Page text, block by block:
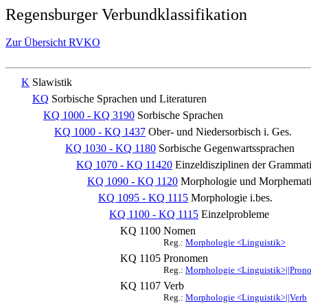
Regensburger Verbundklassifikation
Zur Übersicht RVKO
K Slawistik
KQ Sorbische Sprachen und Literaturen
KQ 1000 - KQ 3190 Sorbische Sprachen
KQ 1000 - KQ 1437 Ober- und Niedersorbisch i. Ges.
KQ 1030 - KQ 1180 Sorbische Gegenwartssprachen
KQ 1070 - KQ 11420 Einzeldisziplinen der
KQ 1090 - KQ 1120 Morphologie und
KQ 1095 - KQ 1115 Morphologie i.bes.
KQ 1100 - KQ 1115 Einzelprobleme
KQ 1100 Nomen
Reg.: Morphologie <Linguistik>
KQ 1105 Pronomen
Reg.: Morphologie
KQ 1107 Verb
Reg.: Morphologie <Linguistik>||Verb